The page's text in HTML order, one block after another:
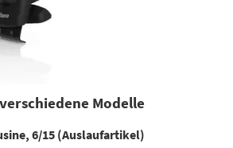
Modelle
6/15 (Auslaufartikel)